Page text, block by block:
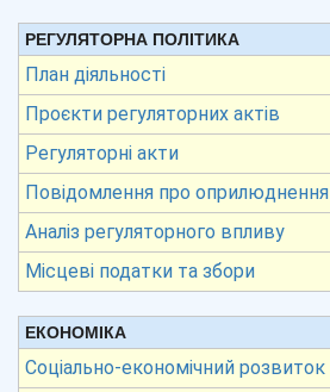
РЕГУЛЯТОРНА ПОЛІТИКА
План діяльності
Проєкти регуляторних актів
Регуляторні акти
Повідомлення про оприлюднення
Аналіз регуляторного впливу
Місцеві податки та збори
ЕКОНОМІКА
Соціально-економічний розвиток